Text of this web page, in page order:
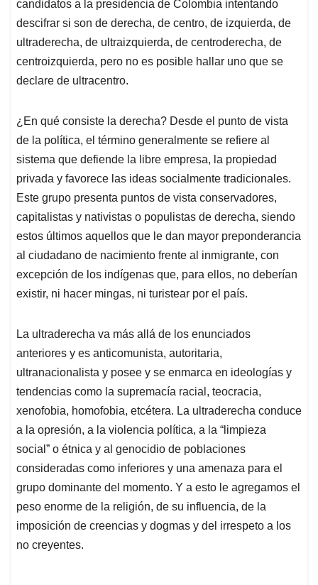
A
p
p
o
o
k
d
I
n
d
s
candidatos a la presidencia de Colombia intentando
descifrar si son de derecha, de centro, de izquierda, de
ultraderecha, de ultraizquierda, de centroderecha, de
centroizquierda, pero no es posible hallar uno que se
declare de ultracentro.
¿En qué consiste la derecha? Desde el punto de vista
de la política, el término generalmente se refiere al
sistema que defiende la libre empresa, la propiedad
privada y favorece las ideas socialmente tradicionales.
Este grupo presenta puntos de vista conservadores,
capitalistas y nativistas o populistas de derecha, siendo
estos últimos aquellos que le dan mayor preponderancia
al ciudadano de nacimiento frente al inmigrante, con
excepción de los indígenas que, para ellos, no deberían
existir, ni hacer mingas, ni turistear por el país.
La ultraderecha va más allá de los enunciados
anteriores y es anticomunista, autoritaria,
ultranacionalista y posee y se enmarca en ideologías y
tendencias como la supremacía racial, teocracia,
xenofobia, homofobia, etcétera. La ultraderecha conduce
a la opresión, a la violencia política, a la “limpieza
social” o étnica y al genocidio de poblaciones
consideradas como inferiores y una amenaza para el
grupo dominante del momento. Y a esto le agregamos el
peso enorme de la religión, de su influencia, de la
imposición de creencias y dogmas y del irrespeto a los
no creyentes.